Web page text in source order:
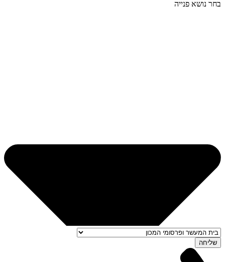
בחר נושא פנייה
שליחה